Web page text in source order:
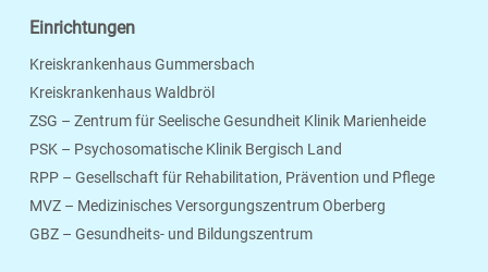
Seite Drucken
Einrichtungen
Kreiskrankenhaus Gummersbach
Kreiskrankenhaus Waldbröl
ZSG – Zentrum für Seelische Gesundheit Klinik Marienheide
PSK – Psychosomatische Klinik Bergisch Land
RPP – Gesellschaft für Rehabilitation, Prävention und Pflege
MVZ – Medizinisches Versorgungszentrum Oberberg
GBZ – Gesundheits- und Bildungszentrum